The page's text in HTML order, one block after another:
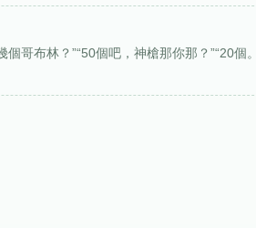
哥布林？”“50個吧，神槍那你那？”“20個